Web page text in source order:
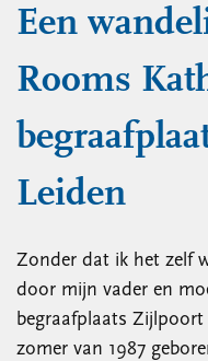
Een
Rooms
Leiden
Zonder dat ik het zelf
door mijn vader en
begraafplaats
zomer van 1987